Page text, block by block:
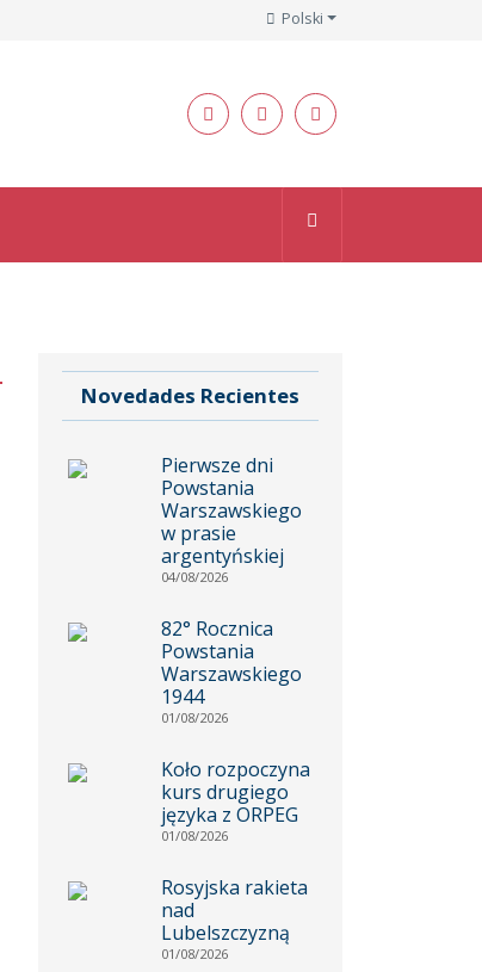
Polski
Novedades Recientes
Pierwsze dni
Powstania
Warszawskiego
w prasie
argentyńskiej
04/08/2026
82° Rocznica
Powstania
Warszawskiego
1944
01/08/2026
Koło rozpoczyna
kurs drugiego
języka z ORPEG
01/08/2026
Rosyjska rakieta
nad
Lubelszczyzną
01/08/2026